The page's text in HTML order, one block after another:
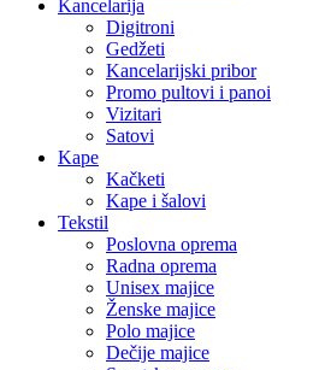
Kancelarija
Digitroni
Gedžeti
Kancelarijski pribor
Promo pultovi i panoi
Vizitari
Satovi
Kape
Kačketi
Kape i šalovi
Tekstil
Poslovna oprema
Radna oprema
Unisex majice
Ženske majice
Polo majice
Dečije majice